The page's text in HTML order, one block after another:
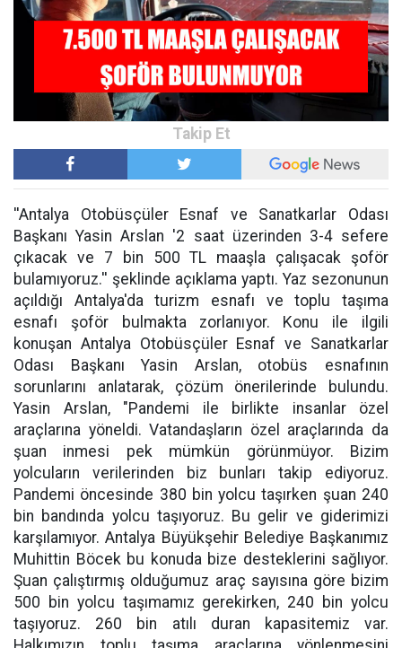
''Antalya Otobüsçüler Esnaf ve Sanatkarlar Odası
Başkanı Yasin Arslan '2 saat üzerinden 3-4 sefere
çıkacak ve 7 bin 500 TL maaşla çalışacak şoför
bulamıyoruz.'' şeklinde açıklama yaptı. Yaz sezonunun
açıldığı Antalya'da turizm esnafı ve toplu taşıma
esnafı şoför bulmakta zorlanıyor. Konu ile ilgili
konuşan Antalya Otobüsçüler Esnaf ve Sanatkarlar
Odası Başkanı Yasin Arslan, otobüs esnafının
sorunlarını anlatarak, çözüm önerilerinde bulundu.
Yasin Arslan, "Pandemi ile birlikte insanlar özel
araçlarına yöneldi. Vatandaşların özel araçlarında da
şuan inmesi pek mümkün görünmüyor. Bizim
yolcuların verilerinden biz bunları takip ediyoruz.
Pandemi öncesinde 380 bin yolcu taşırken şuan 240
bin bandında yolcu taşıyoruz. Bu gelir ve giderimizi
karşılamıyor. Antalya Büyükşehir Belediye Başkanımız
Muhittin Böcek bu konuda bize desteklerini sağlıyor.
Şuan çalıştırmış olduğumuz araç sayısına göre bizim
500 bin yolcu taşımamız gerekirken, 240 bin yolcu
taşıyoruz. 260 bin atılı duran kapasitemiz var.